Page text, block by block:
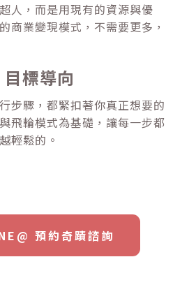
人，而是用現有的資源與優
商業變現模式，不需要更多，
目標導向
步驟，都緊扣著你真正想要的
飛輪模式為基礎，讓每一步都
輕鬆的。
預約奇蹟諮詢